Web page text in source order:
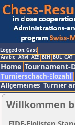
Logged on: Gast
Arabic ARM AZE BIH BUL CAT
Home Tournament-
Turnierschach-Elozahl
Allgemeines Turnier
Willkommen
FIDE-Elolisten